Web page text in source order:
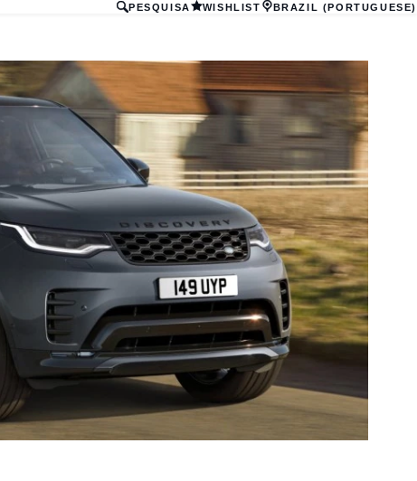
PESQUISA WISHLIST BRAZIL (PORTUGUESE)